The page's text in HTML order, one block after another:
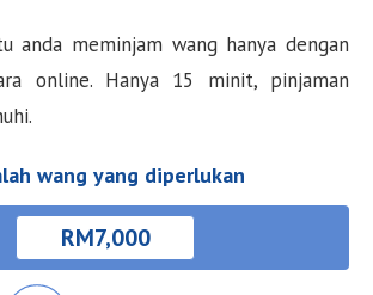
anda meminjam wang hanya dengan
online. Hanya 15 minit, pinjaman
wang yang diperlukan